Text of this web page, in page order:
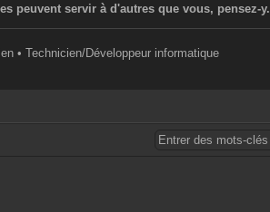
peuvent servir à d'autres que vous, pensez-y.
• Technicien/Développeur informatique